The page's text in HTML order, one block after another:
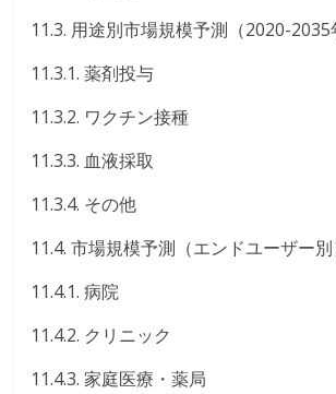
11.3. 用途別市場規模予測（2020-2035
11.3.1. 薬剤投与
11.3.2. ワクチン接種
11.3.3. 血液採取
11.3.4. その他
11.4. 市場規模予測（エンドユーザー
11.4.1. 病院
11.4.2. クリニック
11.4.3. 家庭医療・薬局